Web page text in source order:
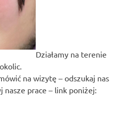
Działamy na terenie
na wizytę – odszukaj nas
nasze prace – link poniżej: